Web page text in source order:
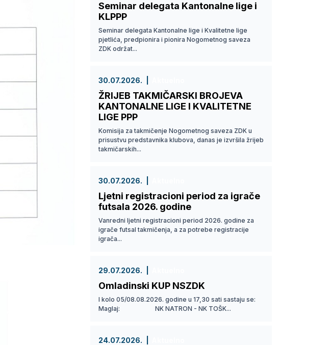
Seminar delegata Kantonalne lige i
KLPPP
Seminar delegata Kantonalne lige i Kvalitetne lige
pjetlića, predpionira i pionira Nogometnog saveza
ZDK održat...
30.07.2026.
ŽRIJEB TAKMIČARSKI BROJEVA
KANTONALNE LIGE I KVALITETNE
LIGE PPP
Komisija za takmičenje Nogometnog saveza ZDK u
prisustvu predstavnika klubova, danas je izvršila žrijeb
takmičarskih...
30.07.2026.
Ljetni registracioni period za igrače
futsala 2026. godine
Vanredni ljetni registracioni period 2026. godine za
igrače futsal takmičenja, a za potrebe registracije
igrača...
29.07.2026.
Omladinski KUP NSZDK
I kolo 05/08.08.2026. godine u 17,30 sati sastaju se:
Maglaj: NK NATRON - NK TOŠK...
24.07.2026.